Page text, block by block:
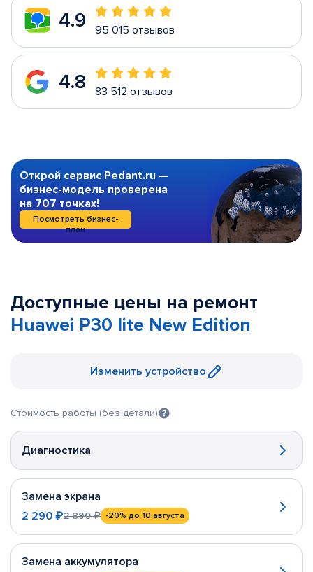
4.9 95 015 отзывов
4.8 83 512 отзывов
Открой сервис Pedant.ru —
бизнес-модель проверена
на 707 точках!
Посмотреть бизнес-
план
Доступные цены на ремонт
Huawei P30 lite New Edition
Изменить устройство
Стоимость работы (без детали)
Диагностика
Замена экрана
2 290 ₽2 890 ₽ -20% до 10 августа
Замена аккумулятора